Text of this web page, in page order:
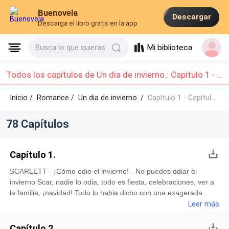
Buenovela
Descarga el libro gratis en la app
Descargar
Busca lo que quieras Mi biblioteca
Todos los capítulos de Un dia de invierno.: Capítulo 1 - Capítulo 10
Inicio / Romance/Un dia de invierno. / Capítulo 1 - Capítulo 10
78 Capítulos
Capítulo 1.
SCARLETT - ¡Cómo odio el invierno! - No puedes odiar el
invierno Scar, nadie lo odia, todo es fiesta, celebraciones, ver a
la familia, ¡navidad! Todo lo habia dicho con una exagerada
alegría y dio un salto, abriendo los brazos a los costados. - Eres
estas fechas. A mi hermana menor, Dana, le encantaban las
Leer más